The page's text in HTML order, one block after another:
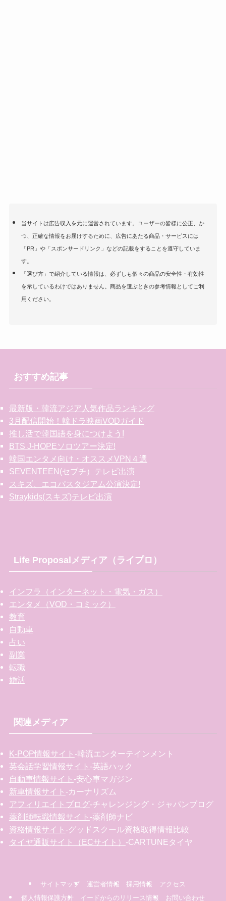
当サイトは広告収入を元に運営されています。ユーザーの皆様に公正、か
つ、正確な情報をお届けするために、広告にあたる商品・サービスには
「PR」や「スポンサードリンク」などの記載をすることを遵守していま
す。
「選び方」で紹介している情報は、必ずしも個々の商品の安全性・有効性
を示しているわけではありません。商品を選ぶときの参考情報としてご利
用ください。
おすすめ記事
最新版・韓流アジア人気作品ランキング
3月配信開始！韓ドラ映画VODガイド
推し活で韓国語を身につけよう!
BTS J-HOPEソロツアー決定!
韓国エンタメ向け・オススメVPN４選
SEVENTEEN(セブチ）テレビ出演
スキズ、エコパスタジアム公演決定!
Straykids(スキズ)テレビ出演
Life Proposalメディア（ライプロ）
インフラ（インターネット・電気・ガス）
エンタメ（VOD・コミック）
教育
自動車
占い
副業
転職
婚活
関連メディア
K-POP情報サイト -韓流エンターテインメント
英会話学習情報サイト -英語ハック
自動車情報サイト -安心車マガジン
新車情報サイト -カーナリズム
アフィリエイトブログ-チャレンジング・ジャパンブログ
薬剤師転職情報サイト -薬剤師ナビ
資格情報サイト -グッドスクール資格取得情報比較
タイヤ通販サイト（ECサイト） -CARTUNEタイヤ
サイトマップ 運営者情報 採用情報
アクセス
個人情報保護方針
イードからのリリース情報 お問い合わせ